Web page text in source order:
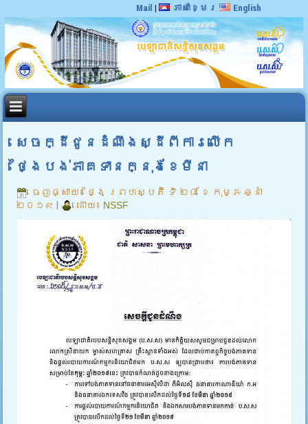
Mail | ភាសាខ្មែរ English
សេចក្ដីជូនដំណឹងស្ដីពីការលើក
ថ្ងៃបង់ភាគទានក្នុងខែមីនា
ចេញផ្សាយ៖ ថ្ងៃ ព្រហស្បតិ៍ ទី ២៨ ខែ កុម្ភៈ ឆ្នាំ
២០១៩
ដោយ៖ NSSF